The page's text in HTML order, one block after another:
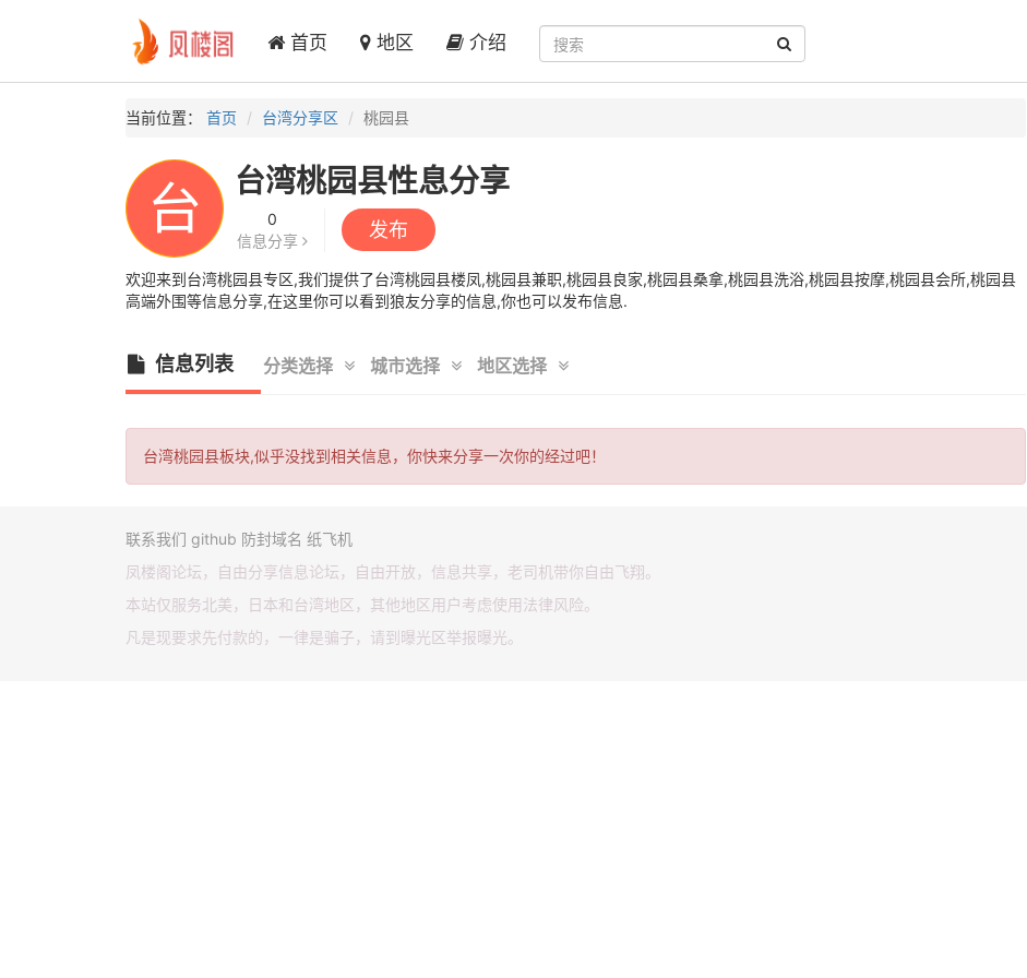
首页 地区 介绍
当前位置： 首页 台湾分享区 桃园县
台 台湾桃园县性息分享
0
信息分享
发布
欢迎来到台湾桃园县专区,我们提供了台湾桃园县楼凤,桃园县兼职,桃园县良家,桃园县桑拿,桃园县洗浴,桃园县按摩,桃园县会所,桃园县
高端外围等信息分享,在这里你可以看到狼友分享的信息,你也可以发布信息.
信息列表 分类选择 城市选择 地区选择
台湾桃园县板块,似乎没找到相关信息，你快来分享一次你的经过吧！
联系我们 github 防封域名 纸飞机
凤楼阁论坛，自由分享信息论坛，自由开放，信息共享，老司机带你自由飞翔。
本站仅服务北美，日本和台湾地区，其他地区用户考虑使用法律风险。
凡是现要求先付款的，一律是骗子，请到曝光区举报曝光。